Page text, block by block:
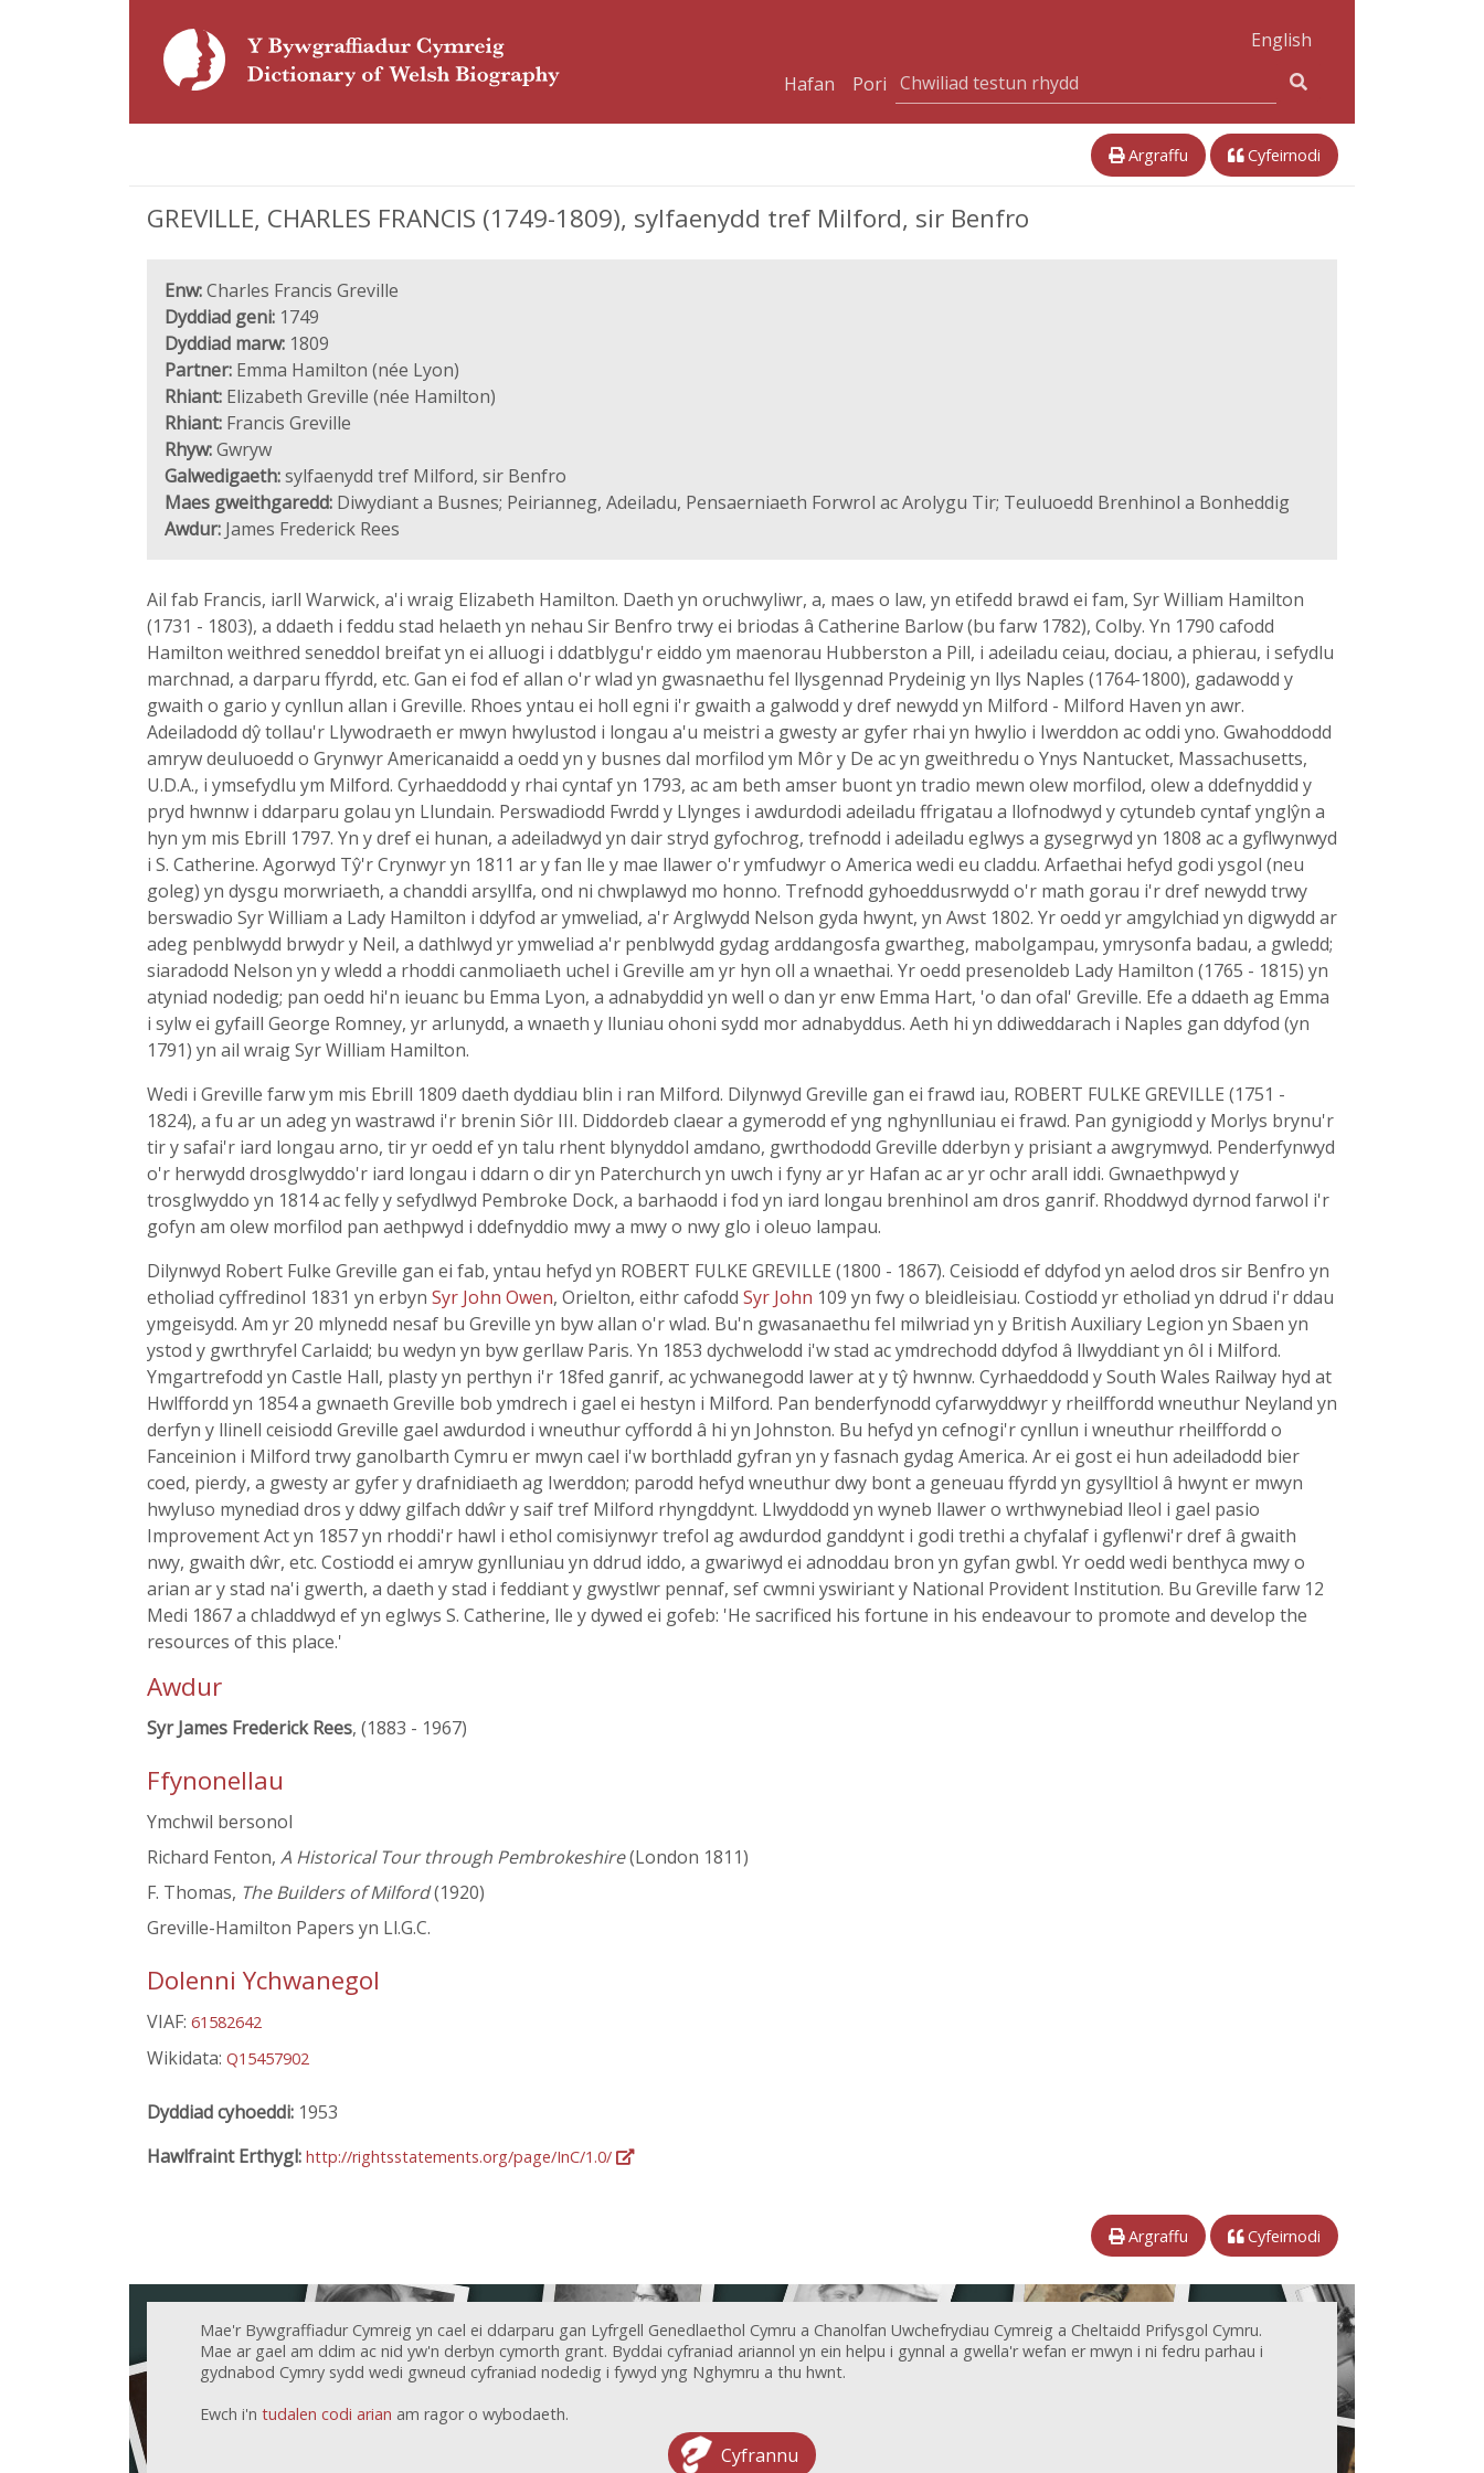
English
Hafan
Pori
Argraffu Cyfeirnodi
GREVILLE, CHARLES FRANCIS (1749-1809), sylfaenydd tref Milford, sir Benfro
Enw:Charles Francis Greville
Dyddiad geni: 1749
Dyddiad marw: 1809
Partner: Emma Hamilton (née Lyon)
Rhiant: Elizabeth Greville (née Hamilton)
Rhiant: Francis Greville
Rhyw:Gwryw
Galwedigaeth:sylfaenydd tref Milford, sir Benfro
Maes gweithgaredd: Diwydiant a Busnes; Peirianneg, Adeiladu, Pensaerniaeth Forwrol ac Arolygu Tir; Teuluoedd Brenhinol a Bonheddig
Awdur: James Frederick Rees
Ail fab Francis, iarll Warwick, a'i wraig Elizabeth Hamilton. Daeth yn oruchwyliwr, a, maes o law, yn etifedd brawd ei fam, Syr William Hamilton
(1731 - 1803), a ddaeth i feddu stad helaeth yn nehau Sir Benfro trwy ei briodas â Catherine Barlow (bu farw 1782), Colby. Yn 1790 cafodd
Hamilton weithred seneddol breifat yn ei alluogi i ddatblygu'r eiddo ym maenorau Hubberston a Pill, i adeiladu ceiau, dociau, a phierau, i sefydlu
marchnad, a darparu ffyrdd, etc. Gan ei fod ef allan o'r wlad yn gwasnaethu fel llysgennad Prydeinig yn llys Naples (1764-1800), gadawodd y
gwaith o gario y cynllun allan i Greville. Rhoes yntau ei holl egni i'r gwaith a galwodd y dref newydd yn Milford - Milford Haven yn awr.
Adeiladodd dŷ tollau'r Llywodraeth er mwyn hwylustod i longau a'u meistri a gwesty ar gyfer rhai yn hwylio i Iwerddon ac oddi yno. Gwahoddodd
amryw deuluoedd o Grynwyr Americanaidd a oedd yn y busnes dal morfilod ym Môr y De ac yn gweithredu o Ynys Nantucket, Massachusetts,
U.D.A., i ymsefydlu ym Milford. Cyrhaeddodd y rhai cyntaf yn 1793, ac am beth amser buont yn tradio mewn olew morfilod, olew a ddefnyddid y
pryd hwnnw i ddarparu golau yn Llundain. Perswadiodd Fwrdd y Llynges i awdurdodi adeiladu ffrigatau a llofnodwyd y cytundeb cyntaf ynglŷn a
hyn ym mis Ebrill 1797. Yn y dref ei hunan, a adeiladwyd yn dair stryd gyfochrog, trefnodd i adeiladu eglwys a gysegrwyd yn 1808 ac a gyflwynwyd
i S. Catherine. Agorwyd Tŷ'r Crynwyr yn 1811 ar y fan lle y mae llawer o'r ymfudwyr o America wedi eu claddu. Arfaethai hefyd godi ysgol (neu
goleg) yn dysgu morwriaeth, a chanddi arsyllfa, ond ni chwplawyd mo honno. Trefnodd gyhoeddusrwydd o'r math gorau i'r dref newydd trwy
berswadio Syr William a Lady Hamilton i ddyfod ar ymweliad, a'r Arglwydd Nelson gyda hwynt, yn Awst 1802. Yr oedd yr amgylchiad yn digwydd ar
adeg penblwydd brwydr y Neil, a dathlwyd yr ymweliad a'r penblwydd gydag arddangosfa gwartheg, mabolgampau, ymrysonfa badau, a gwledd;
siaradodd Nelson yn y wledd a rhoddi canmoliaeth uchel i Greville am yr hyn oll a wnaethai. Yr oedd presenoldeb Lady Hamilton (1765 - 1815) yn
atyniad nodedig; pan oedd hi'n ieuanc bu Emma Lyon, a adnabyddid yn well o dan yr enw Emma Hart, 'o dan ofal' Greville. Efe a ddaeth ag Emma
i sylw ei gyfaill George Romney, yr arlunydd, a wnaeth y lluniau ohoni sydd mor adnabyddus. Aeth hi yn ddiweddarach i Naples gan ddyfod (yn
1791) yn ail wraig Syr William Hamilton.
Wedi i Greville farw ym mis Ebrill 1809 daeth dyddiau blin i ran Milford. Dilynwyd Greville gan ei frawd iau, ROBERT FULKE GREVILLE (1751 -
1824), a fu ar un adeg yn wastrawd i'r brenin Siôr III. Diddordeb claear a gymerodd ef yng nghynlluniau ei frawd. Pan gynigiodd y Morlys brynu'r
tir y safai'r iard longau arno, tir yr oedd ef yn talu rhent blynyddol amdano, gwrthododd Greville dderbyn y prisiant a awgrymwyd. Penderfynwyd
o'r herwydd drosglwyddo'r iard longau i ddarn o dir yn Paterchurch yn uwch i fyny ar yr Hafan ac ar yr ochr arall iddi. Gwnaethpwyd y
trosglwyddo yn 1814 ac felly y sefydlwyd Pembroke Dock, a barhaodd i fod yn iard longau brenhinol am dros ganrif. Rhoddwyd dyrnod farwol i'r
gofyn am olew morfilod pan aethpwyd i ddefnyddio mwy a mwy o nwy glo i oleuo lampau.
Dilynwyd Robert Fulke Greville gan ei fab, yntau hefyd yn ROBERT FULKE GREVILLE (1800 - 1867). Ceisiodd ef ddyfod yn aelod dros sir Benfro yn
etholiad cyffredinol 1831 yn erbyn Syr John Owen, Orielton, eithr cafodd Syr John 109 yn fwy o bleidleisiau. Costiodd yr etholiad yn ddrud i'r ddau
ymgeisydd. Am yr 20 mlynedd nesaf bu Greville yn byw allan o'r wlad. Bu'n gwasanaethu fel milwriad yn y British Auxiliary Legion yn Sbaen yn
ystod y gwrthryfel Carlaidd; bu wedyn yn byw gerllaw Paris. Yn 1853 dychwelodd i'w stad ac ymdrechodd ddyfod â llwyddiant yn ôl i Milford.
Ymgartrefodd yn Castle Hall, plasty yn perthyn i'r 18fed ganrif, ac ychwanegodd lawer at y tŷ hwnnw. Cyrhaeddodd y South Wales Railway hyd at
Hwlffordd yn 1854 a gwnaeth Greville bob ymdrech i gael ei hestyn i Milford. Pan benderfynodd cyfarwyddwyr y rheilffordd wneuthur Neyland yn
derfyn y llinell ceisiodd Greville gael awdurdod i wneuthur cyffordd â hi yn Johnston. Bu hefyd yn cefnogi'r cynllun i wneuthur rheilffordd o
Fanceinion i Milford trwy ganolbarth Cymru er mwyn cael i'w borthladd gyfran yn y fasnach gydag America. Ar ei gost ei hun adeiladodd bier
coed, pierdy, a gwesty ar gyfer y drafnidiaeth ag Iwerddon; parodd hefyd wneuthur dwy bont a geneuau ffyrdd yn gysylltiol â hwynt er mwyn
hwyluso mynediad dros y ddwy gilfach ddŵr y saif tref Milford rhyngddynt. Llwyddodd yn wyneb llawer o wrthwynebiad lleol i gael pasio
Improvement Act yn 1857 yn rhoddi'r hawl i ethol comisiynwyr trefol ag awdurdod ganddynt i godi trethi a chyfalaf i gyflenwi'r dref â gwaith
nwy, gwaith dŵr, etc. Costiodd ei amryw gynlluniau yn ddrud iddo, a gwariwyd ei adnoddau bron yn gyfan gwbl. Yr oedd wedi benthyca mwy o
arian ar y stad na'i gwerth, a daeth y stad i feddiant y gwystlwr pennaf, sef cwmni yswiriant y National Provident Institution. Bu Greville farw 12
Medi 1867 a chladdwyd ef yn eglwys S. Catherine, lle y dywed ei gofeb: 'He sacrificed his fortune in his endeavour to promote and develop the
resources of this place.'
Awdur
Syr James Frederick Rees, (1883 - 1967)
Ffynonellau
Ymchwil bersonol
Richard Fenton, A Historical Tour through Pembrokeshire(London 1811)
F. Thomas, The Builders of Milford(1920)
Greville-Hamilton Papers yn Ll.G.C.
Dolenni Ychwanegol
VIAF: 61582642
Wikidata: Q15457902
Dyddiad cyhoeddi: 1953
Hawlfraint Erthygl: http://rightsstatements.org/page/InC/1.0/
Argraffu Cyfeirnodi
Mae'r Bywgraffiadur Cymreig yn cael ei ddarparu gan Lyfrgell Genedlaethol Cymru a Chanolfan Uwchefrydiau Cymreig a Cheltaidd Prifysgol Cymru.
Mae ar gael am ddim ac nid yw'n derbyn cymorth grant. Byddai cyfraniad ariannol yn ein helpu i gynnal a gwella'r wefan er mwyn i ni fedru parhau i
gydnabod Cymry sydd wedi gwneud cyfraniad nodedig i fywyd yng Nghymru a thu hwnt.
Ewch i'n tudalen codi arian am ragor o wybodaeth.
Cyfrannu